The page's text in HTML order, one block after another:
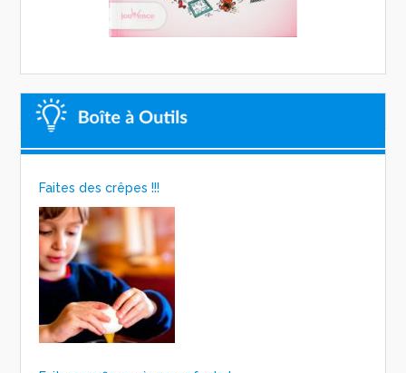
Faites des crêpes !!!